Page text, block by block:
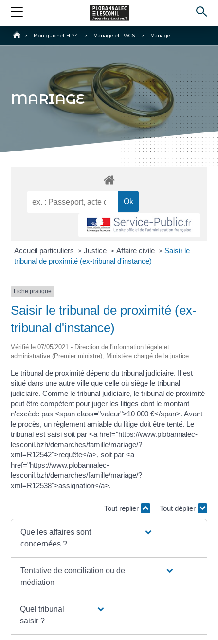
Accueil
> Mon guichet H-24 > Mariage et PACS > Mariage
MARIAGE
Accueil particuliers > Justice > Affaire civile > Saisir le
tribunal de proximité (ex-tribunal d'instance)
Fiche pratique
Saisir le tribunal de proximité (ex-
tribunal d'instance)
Vérifié le 07/05/2021 - Direction de l'information légale et
administrative (Premier ministre), Ministère chargé de la justice
Le tribunal de proximité dépend du tribunal judiciaire. Il est
situé dans une autre ville que celle où siège le tribunal
judiciaire. Comme le tribunal judiciaire, le tribunal de proximité
peut être compétent pour juger les litiges dont le montant
n'excède pas <span class="valeur">10 000 €</span>. Avant
le procès, un règlement amiable du litige doit être tenté. Le
tribunal est saisi soit par <a href="https://www.plobannalec-
lesconil.bzh/demarches/famille/mariage/?
xml=R12542">requête</a>, soit par <a
href="https://www.plobannalec-
lesconil.bzh/demarches/famille/mariage/?
xml=R12538">assignation</a>.
Tout replier Tout déplier
Quelles affaires sont
concernées ?
Tentative de conciliation ou de
médiation
Quel tribunal
saisir ?